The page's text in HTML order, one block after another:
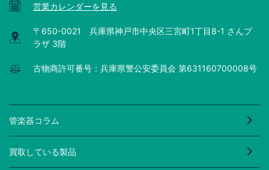
営業カレンダーを見る
〒650-0021 兵庫県神戸市中央区三宮町1丁目8-1 さんプ
ラザ 3階
古物商許可番号：兵庫県警公安委員会 第631160700008号
管楽器コラム
買取している製品